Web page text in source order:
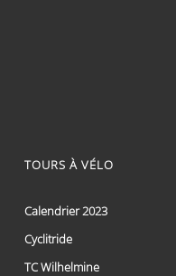
TOURS À VÉLO
Calendrier 2023
Cyclitride
TC Wilhelmine